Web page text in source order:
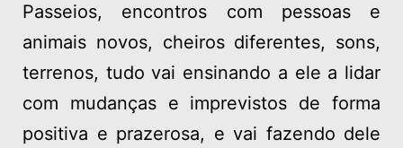
Passeios, encontros com pessoas e
animais novos, cheiros diferentes, sons,
terrenos, tudo vai ensinando a ele a lidar
com mudanças e imprevistos de forma
positiva e prazerosa, e vai fazendo dele